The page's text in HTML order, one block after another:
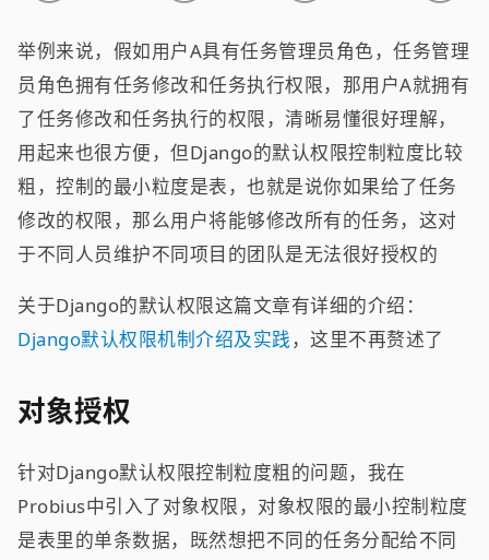
举例来说，假如用户A具有任务管理员角色，任务管理
员角色拥有任务修改和任务执行权限，那用户A就拥有
了任务修改和任务执行的权限，清晰易懂很好理解，
用起来也很方便，但Django的默认权限控制粒度比较
粗，控制的最小粒度是表，也就是说你如果给了任务
修改的权限，那么用户将能够修改所有的任务，这对
于不同人员维护不同项目的团队是无法很好授权的
关于Django的默认权限这篇文章有详细的介绍：
Django默认权限机制介绍及实践 ，这里不再赘述了
对象授权
针对Django默认权限控制粒度粗的问题，我在
Probius中引入了对象权限，对象权限的最小控制粒度
是表里的单条数据，既然想把不同的任务分配给不同